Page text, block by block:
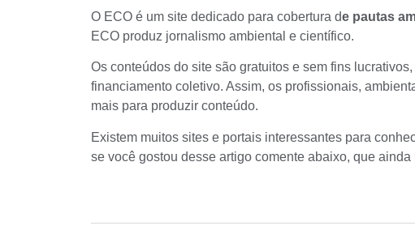
O ECO é um site dedicado para cobertura de pautas
ECO produz jornalismo ambiental e científico.
Os conteúdos do site são gratuitos e sem fins
financiamento coletivo. Assim, os profissionais,
mais para produzir conteúdo.
Existem muitos sites e portais interessantes para
se você gostou desse artigo comente abaixo, que